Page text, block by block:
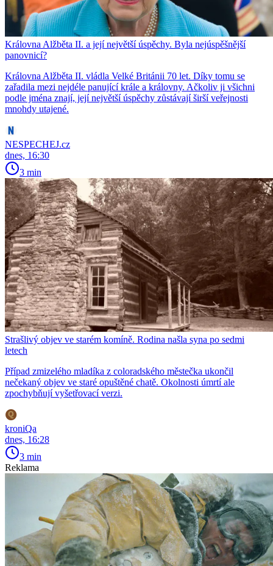
Královna Alžběta II. a její největší úspěchy. Byla nejúspěšnější
panovnicí?
Královna Alžběta II. vládla Velké Británii 70 let. Díky tomu se
zařadila mezi nejdéle panující krále a královny. Ačkoliv ji všichni
podle jména znají, její největší úspěchy zůstávají širší veřejnosti
mnohdy utajené.
NESPECHEJ.cz
dnes, 16:30
3 min
Strašlivý objev ve starém komíně. Rodina našla syna po sedmi
letech
Případ zmizelého mladíka z coloradského městečka ukončil
nečekaný objev ve staré opuštěné chatě. Okolnosti úmrtí ale
zpochybňují vyšetřovací verzi.
kroniQa
dnes, 16:28
3 min
Reklama